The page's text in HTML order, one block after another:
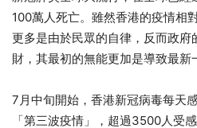
100萬人死亡。雖然香港的疫情相
更多是由於民眾的自律，反而政府
財，其最初的無能更加是導致最新
7月中旬開始，香港新冠病毒每天
「第三波疫情」，超過3500人受感